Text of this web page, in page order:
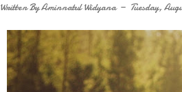
Written ByAminnatul Widyana Tuesday,